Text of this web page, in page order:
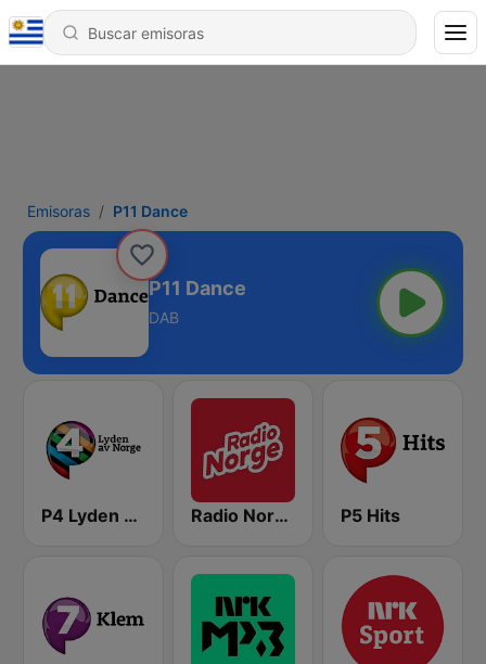
Emisoras P11 Dance
P11 Dance
DAB
P4 Lyden av Norge Radio Norge P5 Hits